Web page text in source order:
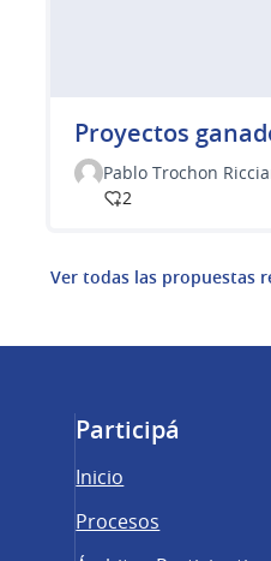
Proyectos
Pablo Trochon
2
Ver todas las propuestas
Participá
Inicio
Procesos